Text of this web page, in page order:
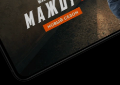
хорошая мать. Вот только проблема в том, что
доказательств никогда не
Сама позиция обвиняемой, в
поставлена бывшим мужем и
требует постоянно
выбор, за право на собственную
сексуальность, на
выдерживает все перепады
ребенка, радуясь хоть такой